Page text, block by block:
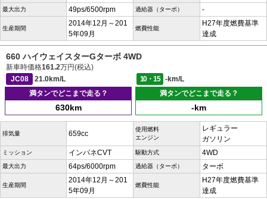
最大出力 49ps/6500rpm 過給器（ターボ） -
生産期間
2014年12月～201
5年09月
燃費性能
H27年度燃費基準
達成
660 ハイウェイスターGターボ 4WD
新車時価格161.2万円(税込)
JC08
21.0km/L 10・15
-km/L
満タンでどこまで走る？
630km
満タンでどこまで走る？
-km
排気量 659cc
使用燃料
エンジン
レギュラー
ガソリン
ミッション インパネCVT 駆動方式 4WD
最大出力 64ps/6000rpm 過給器（ターボ） ターボ
生産期間
2014年12月～201
5年09月
燃費性能
H27年度燃費基準
達成